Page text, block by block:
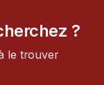
?
le trouver